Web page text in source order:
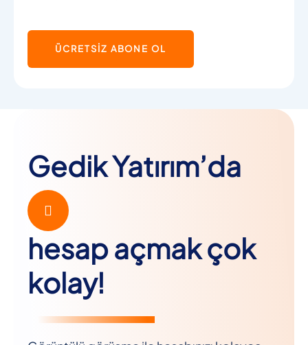
ÜCRETSİZ ABONE OL
Gedik Yatırım’da
hesap açmak çok
kolay!